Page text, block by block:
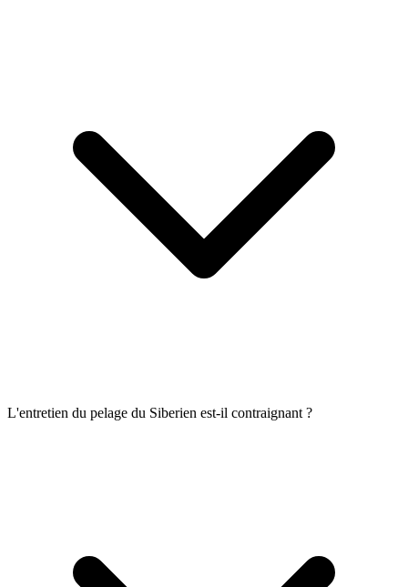
L'entretien du pelage du Siberien est-il contraignant ?